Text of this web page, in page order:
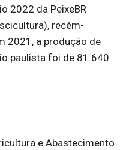
2022 da PeixeBR
recém-
2021, a produção de
paulista foi de 81.640
e Abastecimento